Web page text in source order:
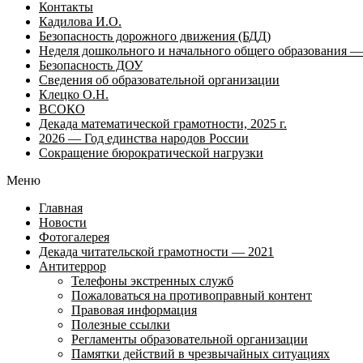
Контакты
Кадилова И.О.
Безопасность дорожного движения (БДД)
Неделя дошкольного и начального общего образования —
Безопасность ДОУ
Сведения об образовательной организации
Клецко О.Н.
ВСОКО
Декада математической грамотности, 2025 г.
2026 — Год единства народов России
Сокращение бюрократической нагрузки
Меню
Главная
Новости
Фотогалерея
Декада читательской грамотности — 2021
Антитеррор
Телефоны экстренных служб
Пожаловаться на противоправный контент
Правовая информация
Полезные ссылки
Регламенты образовательной организации
Памятки действий в чрезвычайных ситуациях